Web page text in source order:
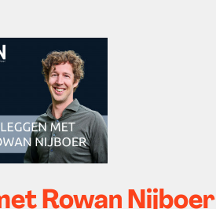
Rowan Nijboer